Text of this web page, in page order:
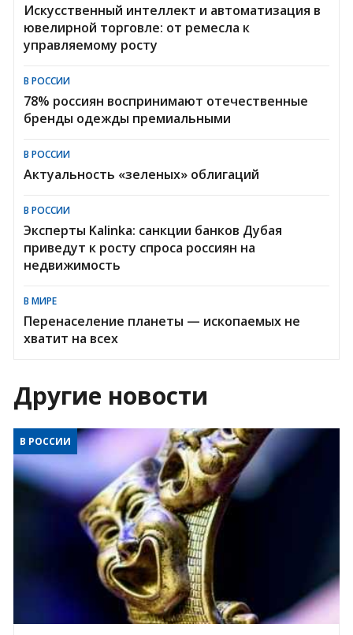
Искусственный интеллект и автоматизация в
ювелирной торговле: от ремесла к
управляемому росту
В РОССИИ
78% россиян воспринимают отечественные
бренды одежды премиальными
В РОССИИ
Актуальность «зеленых» облигаций
В РОССИИ
Эксперты Kalinka: санкции банков Дубая
приведут к росту спроса россиян на
недвижимость
В МИРЕ
Перенаселение планеты — ископаемых не
хватит на всех
Другие новости
В РОССИИ